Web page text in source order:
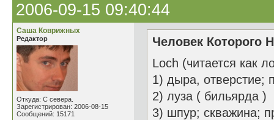
2006-09-15 09:40:44
Саша Коврижных
Редактор
Откуда: С севера.
Зарегистрирован: 2006-08-15
Сообщений: 15171
Человек Которого
Loch (читается как
1) дыра, отверстие;
2) луза ( бильярда )
3) шпур; скважина;